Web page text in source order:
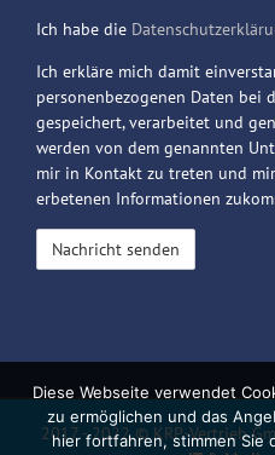
Ich habe die
Ich erkläre mich damit
personenbezogenen Daten bei
gespeichert, verarbeitet und
werden von dem genannten
mir in Kontakt zu treten und
erbetenen Informationen
2017 - 2022 © KRP-Vertrieb
Diese Webseite verwendet
zu ermöglichen und das
hier fortfahren, stimmen Sie